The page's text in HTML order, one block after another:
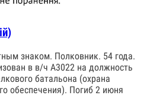
знаком. Полковник. 54 года.
в в/ч А3022 на должность
батальона (охрана
обеспечения). Погиб 2 июня